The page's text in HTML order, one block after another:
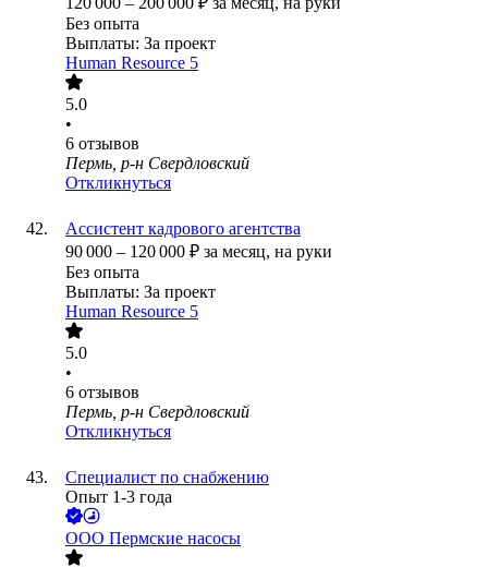
Без опыта
Выплаты: За проект
Human Resource 5
5.0
•
6 отзывов
Пермь, р-н Свердловский
Откликнуться
Ассистент кадрового агентства
90 000 – 120 000 ₽ за месяц, на руки
Без опыта
Выплаты: За проект
Human Resource 5
5.0
•
6 отзывов
Пермь, р-н Свердловский
Откликнуться
Специалист по снабжению
Опыт 1-3 года
ООО Пермские насосы